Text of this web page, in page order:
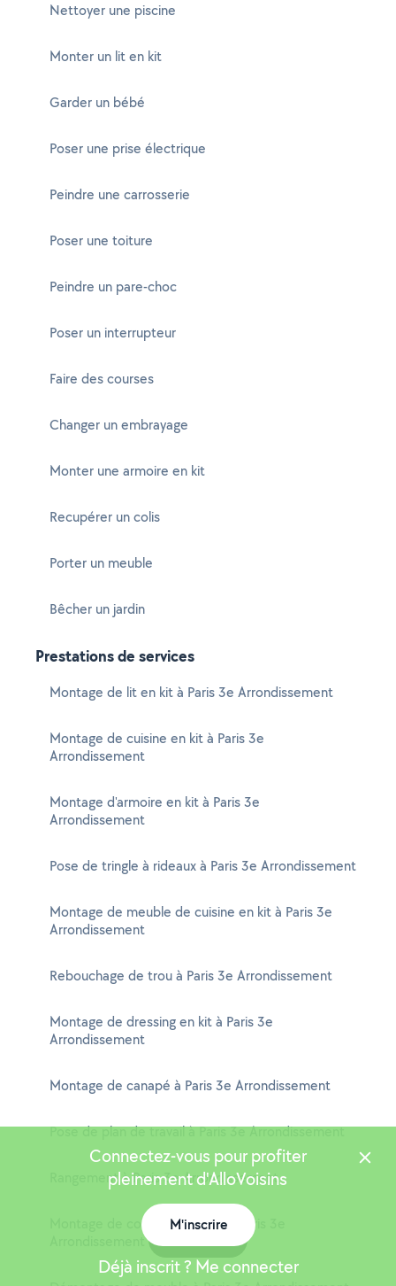
Nettoyer une piscine
Monter un lit en kit
Garder un bébé
Poser une prise électrique
Peindre une carrosserie
Poser une toiture
Peindre un pare-choc
Poser un interrupteur
Faire des courses
Changer un embrayage
Monter une armoire en kit
Recupérer un colis
Porter un meuble
Bêcher un jardin
Prestations de services
Montage de lit en kit à Paris 3e Arrondissement
Montage de cuisine en kit à Paris 3e
Arrondissement
Montage d'armoire en kit à Paris 3e
Arrondissement
Pose de tringle à rideaux à Paris 3e Arrondissement
Montage de meuble de cuisine en kit à Paris 3e
Arrondissement
Rebouchage de trou à Paris 3e Arrondissement
Montage de dressing en kit à Paris 3e
Arrondissement
Montage de canapé à Paris 3e Arrondissement
Pose de plan de travail à Paris 3e Arrondissement
Rangement à Paris 3e Arrondissement
Montage de commode en kit à Paris 3e
Arrondissement
Connectez-vous pour profiter
pleinement d'AlloVoisins
M'inscrire
Déjà inscrit ? Me connecter